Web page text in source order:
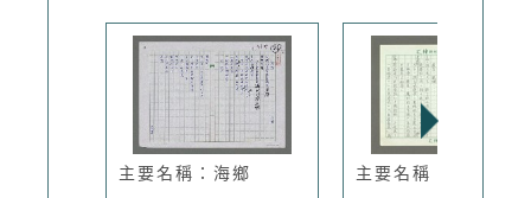
主要名稱：海鄉 主要名稱：一信詩話